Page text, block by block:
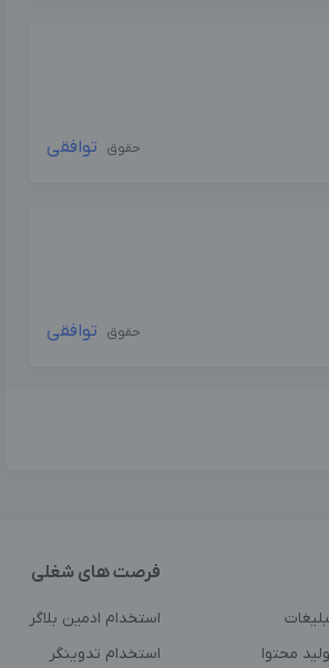
حقوق توافقی
حقوق توافقی
محتوا
فرصت های شغلی
استخدام ادمین بلاگر
استخدام تدوینگر